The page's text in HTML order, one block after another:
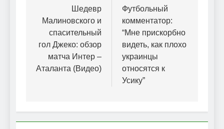
записівШедевр
Малиновского и
спасительный
гол Джеко: обзор
матча Интер –
Аталанта (Видео)
Футбольный
комментатор:
“Мне прискорбно
видеть, как плохо
украинцы
относятся к
Усику”